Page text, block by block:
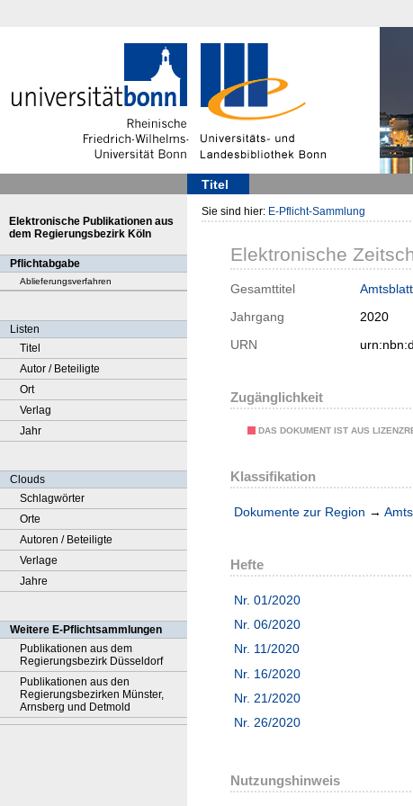
Titel
Elektronische Publikationen aus
dem Regierungsbezirk Köln
Pflichtabgabe
Ablieferungsverfahren
Listen
Titel
Autor / Beteiligte
Ort
Verlag
Jahr
Clouds
Schlagwörter
Orte
Autoren / Beteiligte
Verlage
Jahre
Weitere E-Pflichtsammlungen
Publikationen aus dem
Regierungsbezirk Düsseldorf
Publikationen aus den
Regierungsbezirken Münster,
Arnsberg und Detmold
Sie sind hier: E-Pflicht-Sammlung
Elektronische
Gesamttitel
Jahrgang
2020
URN
Zugänglichkeit
DAS DOKUMENT IST AUS
Klassifikation
Dokumente zur Region →
Hefte
Nr. 01/2020
Nr. 06/2020
Nr. 11/2020
Nr. 16/2020
Nr. 21/2020
Nr. 26/2020
Nutzungshinweis